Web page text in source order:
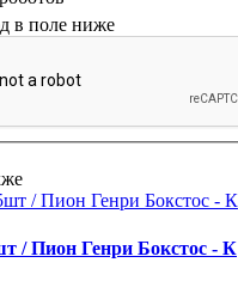
в поле ниже
/ Пион Генри Бокстос - К